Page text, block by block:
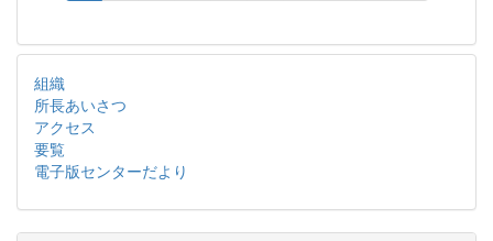
組織
所長あいさつ
アクセス
要覧
電子版センターだより